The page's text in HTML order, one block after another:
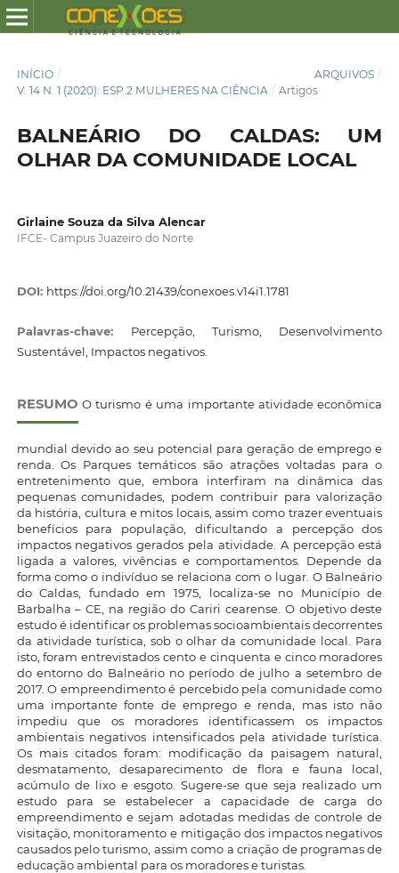
INÍCIO / ARQUIVOS /
V. 14 N. 1 (2020): ESP.2 MULHERES NA CIÊNCIA / Artigos
BALNEÁRIO DO CALDAS: UM
OLHAR DA COMUNIDADE LOCAL
Girlaine Souza da Silva Alencar
IFCE- Campus Juazeiro do Norte
DOI: https://doi.org/10.21439/conexoes.v14i1.1781
Palavras-chave: Percepção, Turismo, Desenvolvimento
Sustentável, Impactos negativos.
RESUMO O turismo é uma importante atividade econômica
mundial devido ao seu potencial para geração de emprego e
renda. Os Parques temáticos são atrações voltadas para o
entretenimento que, embora interfiram na dinâmica das
pequenas comunidades, podem contribuir para valorização
da história, cultura e mitos locais, assim como trazer eventuais
benefícios para população, dificultando a percepção dos
impactos negativos gerados pela atividade. A percepção está
ligada a valores, vivências e comportamentos. Depende da
forma como o indivíduo se relaciona com o lugar. O Balneário
do Caldas, fundado em 1975, localiza-se no Município de
Barbalha – CE, na região do Cariri cearense. O objetivo deste
estudo é identificar os problemas socioambientais decorrentes
da atividade turística, sob o olhar da comunidade local. Para
isto, foram entrevistados cento e cinquenta e cinco moradores
do entorno do Balneário no período de julho a setembro de
2017. O empreendimento é percebido pela comunidade como
uma importante fonte de emprego e renda, mas isto não
impediu que os moradores identificassem os impactos
ambientais negativos intensificados pela atividade turística.
Os mais citados foram: modificação da paisagem natural,
desmatamento, desaparecimento de flora e fauna local,
acúmulo de lixo e esgoto. Sugere-se que seja realizado um
estudo para se estabelecer a capacidade de carga do
empreendimento e sejam adotadas medidas de controle de
visitação, monitoramento e mitigação dos impactos negativos
causados pelo turismo, assim como a criação de programas de
educação ambiental para os moradores e turistas.